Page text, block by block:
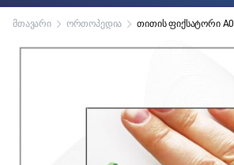
მთავარი ორთოპედია თითის ფიქსატორი